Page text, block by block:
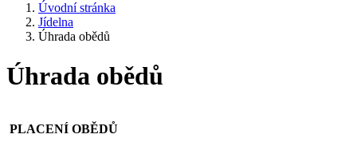
Úvodní stránka
Jídelna
Úhrada obědů
Úhrada obědů
PLACENÍ OBĚDŮ